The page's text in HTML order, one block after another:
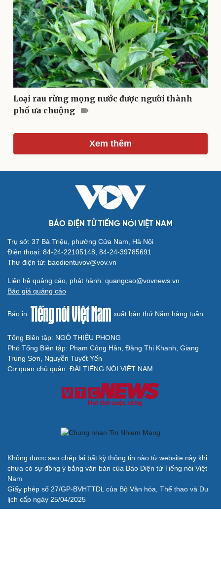
Săn Tour
Đọc truyện đêm khuya
Cửa sổ tình yêu
Kể chuyện cho bé
Hạt giống tâm hồn
Cải chính
Loại rau rừng mọng nước được người thành
phố ưa chuộng
Xem thêm
BÁO ĐIỆN TỬ TIẾNG NÓI VIỆT NAM
Trụ sở: 37 Bà Triệu, phường Cửa Nam, Hà Nội
Điện thoại: 84-24-22105148, 84-24-39785691
Thư điện tử: baodientuvov@vov.vn
Liên hệ quảng cáo, phát hành: quangcao@vovnews.vn
Báo giá quảng cáo
Báo in xuất bản thứ Năm hàng tuần
Tổng Biên tập: NGÔ THIỆU PHONG
Phó Tổng Biên tập: Phạm Công Hân, Đặng Thị Khanh, Giang
Trung Sơn, Nguyễn Tuyết Yến
Cơ quan chủ quản: ĐÀI TIẾNG NÓI VIỆT NAM
Không được sao chép lại bất kỳ thông tin nào từ website này khi
chưa có sự đồng ý bằng văn bản của Báo Điện tử Tiếng nói Việt
Nam
Giấy phép số 27/GP-BVHTTDL của Bộ Văn hóa, Thể thao và Du
lịch cấp ngày 25/04/2025